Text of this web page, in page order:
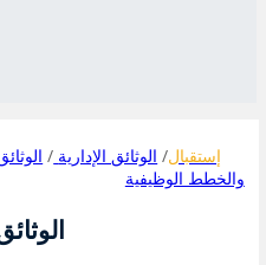
إستقبال الوثائق الإدارية
والخطط الوظيفية